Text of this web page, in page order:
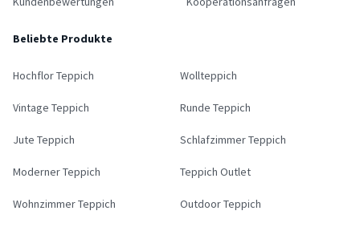
Beliebte Produkte
Hochflor Teppich Wollteppich
Vintage Teppich Runde Teppich
Jute Teppich Schlafzimmer Teppich
Moderner Teppich Teppich Outlet
Wohnzimmer Teppich Outdoor Teppich